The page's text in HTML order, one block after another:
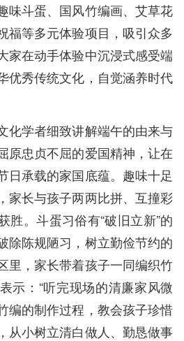
味斗蛋、国风竹编画、艾草花
福等多元体验项目，吸引众多
家在动手体验中沉浸式感受端
优秀传统文化，自觉涵养时代
化学者细致讲解端午的由来与
原忠贞不屈的爱国精神，让在
日承载的家国底蕴。趣味十足
家长与孩子两两比拼、互撞彩
胜。斗蛋习俗有“破旧立新”的
除陈规陋习，树立勤俭节约的
里，家长带着孩子一同编织竹
示：“听完现场的清廉家风微
编的制作过程，教会孩子珍惜
从小树立清白做人、勤恳做事